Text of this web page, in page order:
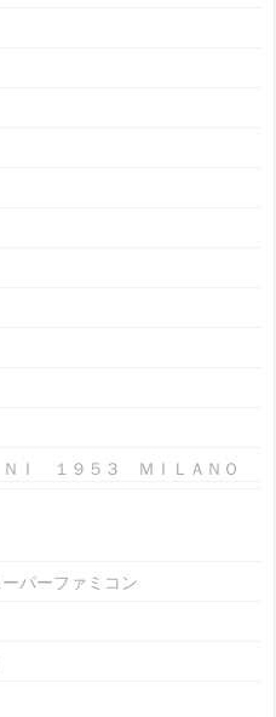
ＮＩ １９５３ ＭＩＬＡＮＯ
パーファミコン